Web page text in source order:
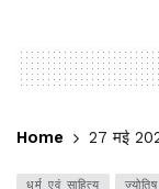
Home 27 मई
धर्म एवं साहित्य ज्योतिष